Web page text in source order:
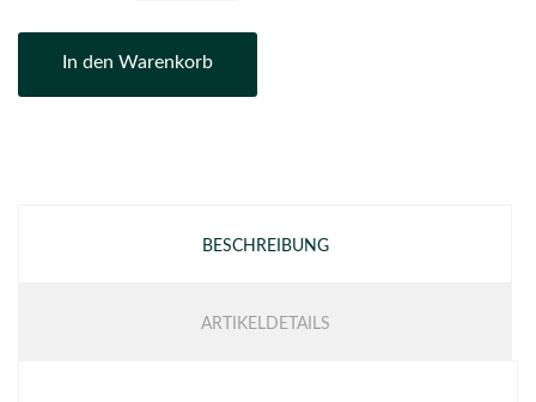
In den Warenkorb
BESCHREIBUNG
ARTIKELDETAILS